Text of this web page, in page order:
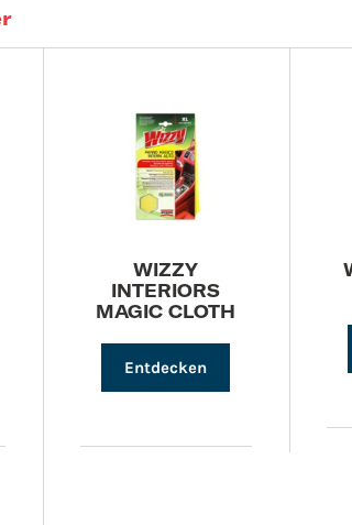
WIZZY
INTERIORS
MAGIC CLOTH
Entdecken